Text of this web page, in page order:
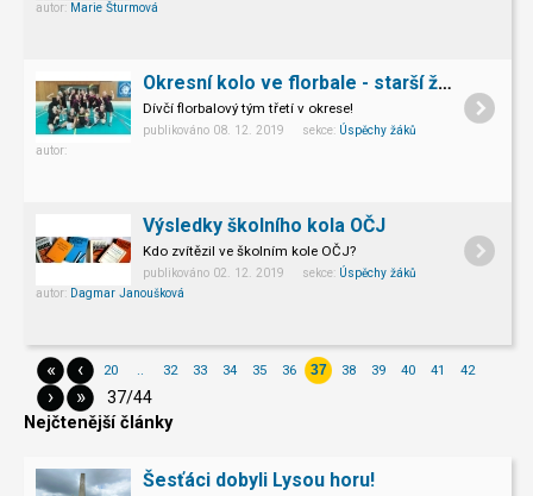
autor: Marie Šturmová
Okresní kolo ve florbale - starší žákyně
Dívčí florbalový tým třetí v okrese!
publikováno 08. 12. 2019 sekce: Úspěchy žáků
autor:
Výsledky školního kola OČJ
Kdo zvítězil ve školním kole OČJ?
publikováno 02. 12. 2019 sekce: Úspěchy žáků
autor: Dagmar Janoušková
« ‹ 20 .. 32 33 34 35 36 37 38 39 40 41 42
› »
37/44
Nejčtenější články
Šesťáci dobyli Lysou horu!